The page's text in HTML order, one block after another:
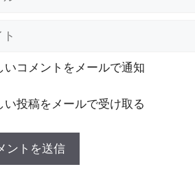
いコメントをメールで通知
い投稿をメールで受け取る